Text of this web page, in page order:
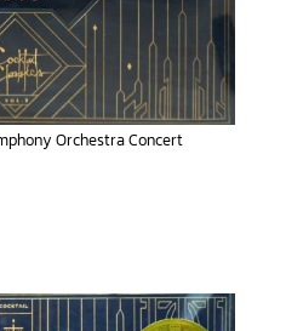
Orchestra Concert